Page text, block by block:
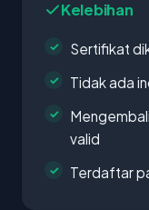
Kelebihan
Sertifikat
Tidak ada
valid
Terdaftar